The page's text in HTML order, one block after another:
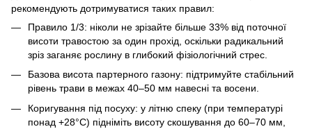
рекомендують дотримуватися таких правил:
Правило 1/3: ніколи не зрізайте більше 33% від поточної
висоти травостою за один прохід, оскільки радикальний
зріз заганяє рослину в глибокий фізіологічний стрес.
Базова висота партерного газону: підтримуйте стабільний
рівень трави в межах 40–50 мм навесні та восени.
Коригування під посуху: у літню спеку (при температурі
понад +28°C) підніміть висоту скошування до 60–70 мм,